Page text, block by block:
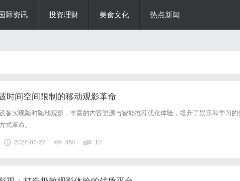
国际资讯 投资理财 美食文化 热点新闻
时间空间限制的移动观影革命
备实现随时随地观影，丰富的内容资源与智能推荐优化体验，提升了娱乐和学习的
式革命。
2026-07-27 450 10